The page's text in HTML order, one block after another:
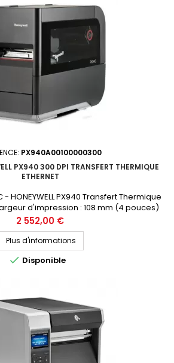
PX940A00100000300
PX940 300 DPI TRANSFERT THERMIQUE
ETHERNET
- HONEYWELL PX940 Transfert Thermique
d'impression : 108 mm (4 pouces)
RS232 Prix public (avant remise) : 2552€
votre devis personnalisé
Prix
2 552,00 €
Plus d'informations
 Disponible